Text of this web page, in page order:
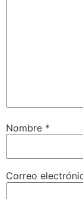
Nombre *
Correo